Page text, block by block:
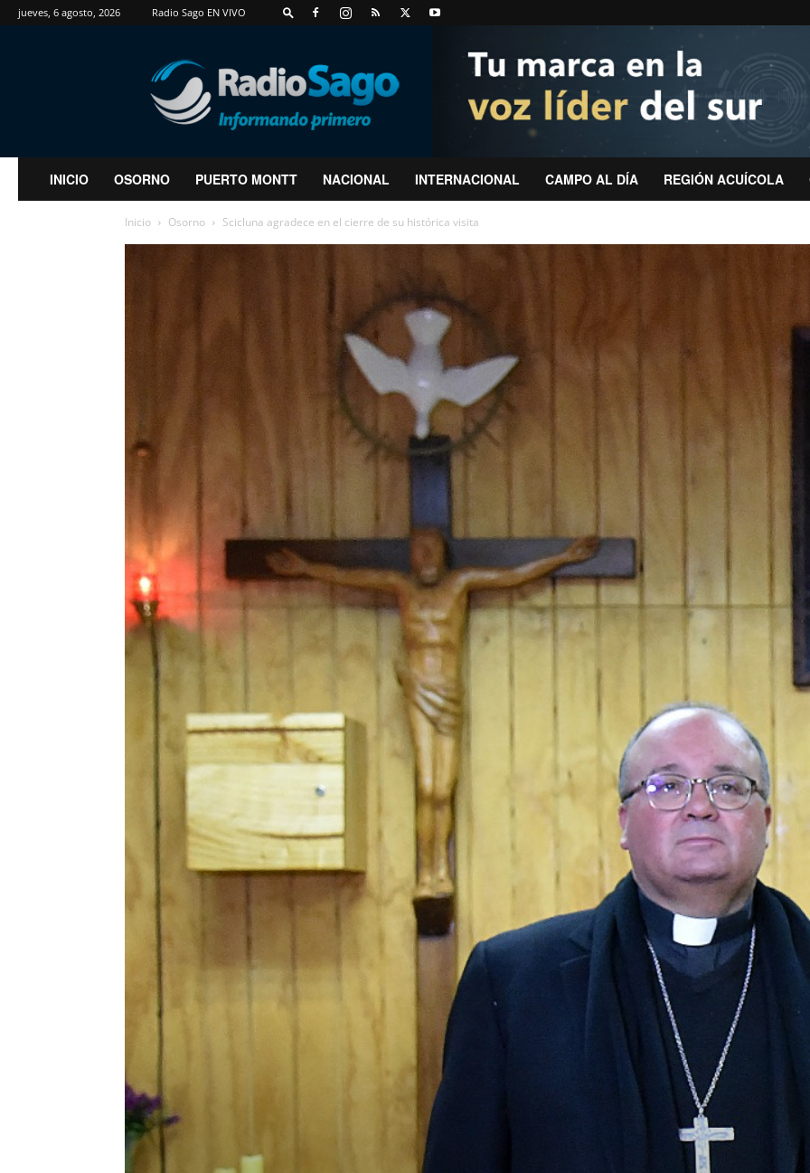
jueves, 6 agosto, 2026 Radio Sago EN VIVO
RadioSago
INICIO OSORNO PUERTO MONTT NACIONAL INTERNACIONAL CAMPO AL DÍA REGIÓN ACUÍCOLA
Inicio Osorno Scicluna agradece en el cierre de su histórica visita